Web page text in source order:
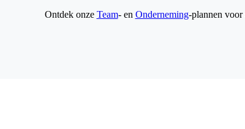
Ontdek onze Team- en Onderneming-plannen voor